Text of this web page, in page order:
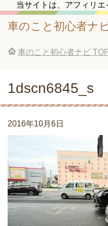
当サイトは、アフィリエ
車のこと初心者ナ
車のこと初心者ナビ
1dscn6845_s
2016年10月6日